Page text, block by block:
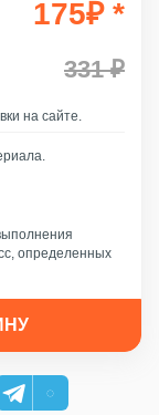
175₽ *
331 ₽
на сайте.
определенных